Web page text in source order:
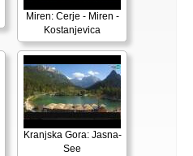
Miren: Cerje - Miren -
Kostanjevica
Kranjska Gora: Jasna-
See